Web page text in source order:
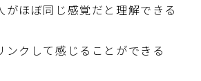
ほぼ同じ感覚だと理解できる
クして感じることができる